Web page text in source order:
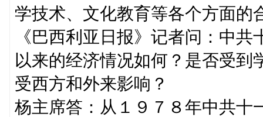
学技术、文化教育等各个方面的
《巴西利亚日报》记者问：中
以来的经济情况如何？是否受
受西方和外来影响？
杨主席答：从１９７８年中共十